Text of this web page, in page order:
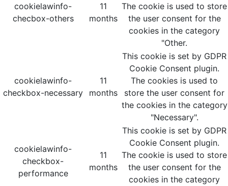
cookielawinfo-
checbox-others
11
months
The cookie is used to store
the user consent for the
cookies in the category
"Other.
cookielawinfo-
checkbox-necessary
11
months
This cookie is set by GDPR
Cookie Consent plugin.
The cookies is used to
store the user consent for
the cookies in the category
"Necessary".
cookielawinfo-
checkbox-
performance
11
months
This cookie is set by GDPR
Cookie Consent plugin.
The cookie is used to store
the user consent for the
cookies in the category